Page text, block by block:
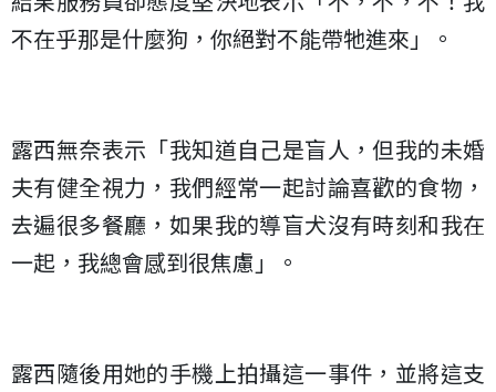
不在乎那是什麼狗，你絕對不能帶牠進來」。
露西無奈表示「我知道自己是盲人，但我的未婚
夫有健全視力，我們經常一起討論喜歡的食物，
去遍很多餐廳，如果我的導盲犬沒有時刻和我在
一起，我總會感到很焦慮」。
露西隨後用她的手機上拍攝這一事件，並將這支